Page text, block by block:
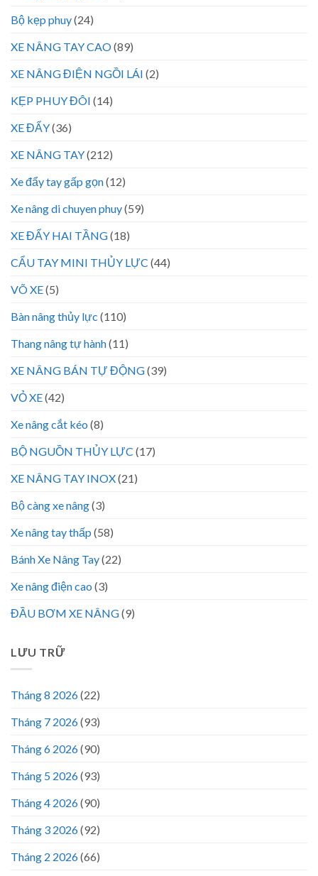
Bộ kẹp phuy(24)
XE NÂNG TAY CAO(89)
XE NÂNG ĐIỆN NGỒI LÁI (2)
KẸP PHUY ĐÔI (14)
XE ĐẨY(36)
XE NÂNG TAY(212)
Xe đẩy tay gấp gọn(12)
Xe nâng di chuyen phuy(59)
XE ĐẨY HAI TẦNG(18)
CẨU TAY MINI THỦY LỰC (44)
VÕ XE(5)
Bàn nâng thủy lực (110)
Thang nâng tự hành(11)
XE NÂNG BÁN TỰ ĐỘNG(39)
VỎ XE(42)
Xe nâng cắt kéo (8)
BỘ NGUỒN THỦY LỰC (17)
XE NÂNG TAY INOX(21)
Bộ càng xe nâng(3)
Xe nâng tay thấp (58)
Bánh Xe Nâng Tay(22)
Xe nâng điện cao (3)
ĐẦU BƠM XE NÂNG(9)
LƯU TRỮ
Tháng 8 2026(22)
Tháng 7 2026(93)
Tháng 6 2026(90)
Tháng 5 2026(93)
Tháng 4 2026(90)
Tháng 3 2026(92)
Tháng 2 2026(66)